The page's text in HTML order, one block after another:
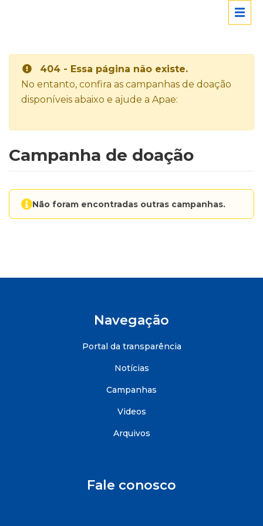
404 - Essa página não existe.
No entanto, confira as campanhas de doação
disponíveis abaixo e ajude a Apae:
Campanha de doação
Não foram encontradas outras campanhas.
Navegação
Portal da transparência
Notícias
Campanhas
Videos
Arquivos
Fale conosco